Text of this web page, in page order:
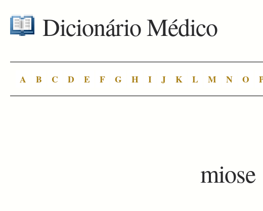
Dicionário Médico
A B C D E F G H I J K L M N O
miose